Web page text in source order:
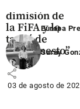
dimisión de
la FiFA y lo
tachó de
“deshonesto”
share
Europa
Saray
03 de agosto de